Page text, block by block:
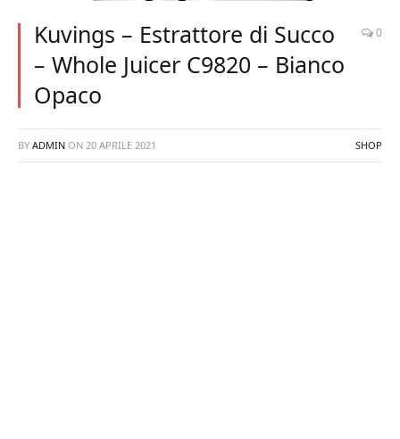
Kuvings – Estrattore di Succo
– Whole Juicer C9820 – Bianco
Opaco
0
BY ADMIN ON 20 APRILE 2021 SHOP